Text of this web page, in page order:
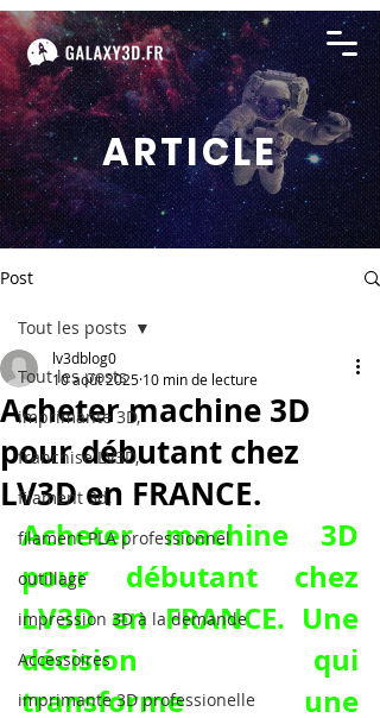
ARTICLE
Post
Tout les posts
imprimante 3D,
franchise LV3D,
filament 3d,
filament PLA professionnel
outillage
impression 3D à la demande
Accessoires
imprimante 3D professionelle
Tout les posts
Acheter machine 3D
pour débutant chez
LV3D en FRANCE.
lv3dblog0
10 août 2025 10 min de lecture
Acheter machine 3D
pour débutant chez
LV3D en FRANCE. Une
décision qui
transforme une